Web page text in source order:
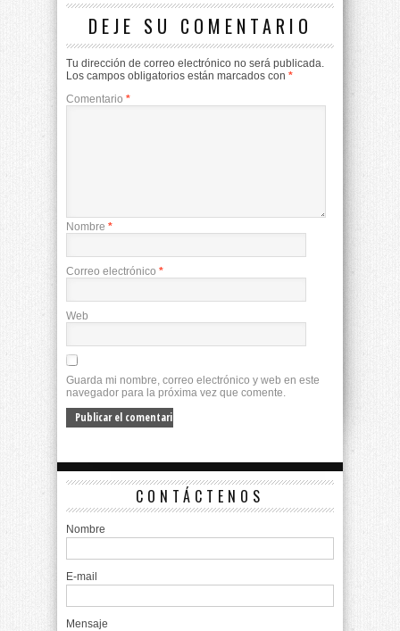
DEJE SU COMENTARIO
Tu dirección de correo electrónico no será publicada.
Los campos obligatorios están marcados con *
Comentario *
Nombre *
Correo electrónico *
Web
Guarda mi nombre, correo electrónico y web en este
navegador para la próxima vez que comente.
CONTÁCTENOS
Nombre
E-mail
Mensaje